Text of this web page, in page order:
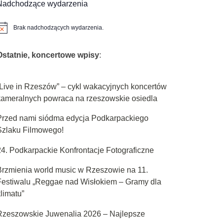
wydarzenia
Brak nadchodzących wydarzenia.
koncertowe wpisy:
in Rzeszów” – cykl wakacyjnych koncertów
powraca na rzeszowskie osiedla
nami siódma edycja Podkarpackiego
Filmowego!
Podkarpackie Konfrontacje Fotograficzne
world music w Rzeszowie na 11.
„Reggae nad Wisłokiem – Gramy dla
Juwenalia 2026 – Najlepsze